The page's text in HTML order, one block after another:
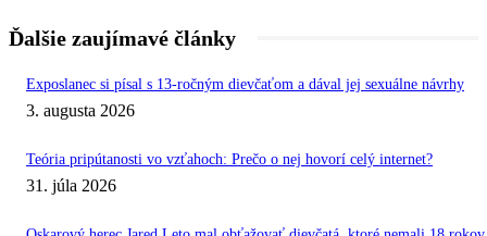
Ďalšie zaujímavé články
Exposlanec si písal s 13-ročným dievčaťom a dával jej sexuálne návrhy
3. augusta 2026
Teória pripútanosti vo vzťahoch: Prečo o nej hovorí celý internet?
31. júla 2026